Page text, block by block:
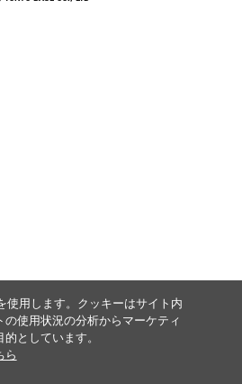
使用します。クッキーはサイト内
使用状況の分析からマーケティ
としています。
ら